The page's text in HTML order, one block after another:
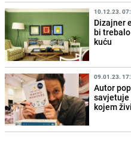
10.12.23.
Dizajner
bi
kuću
09.01.23.
Autor
savjetuje
kojem